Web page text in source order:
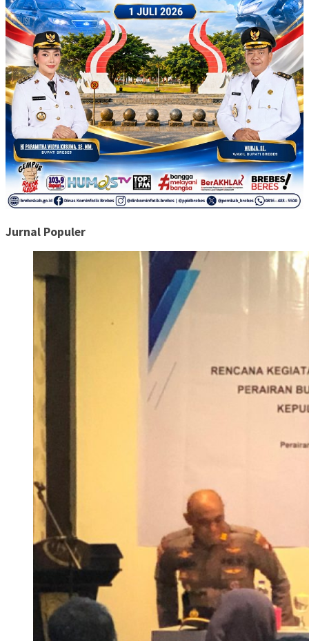
Jurnal Populer